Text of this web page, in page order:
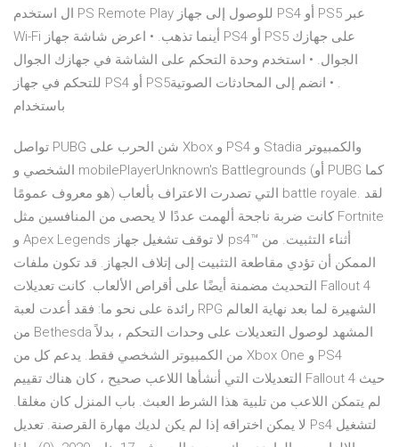
ال استخدم PS Remote Play للوصول إلى جهاز PS4 أو PS5 عبر
Wi-Fi أينما تذهب. • اعرض شاشة جهاز PS4 أو PS5 على جهازك
الجوال. • استخدم وحدة التحكم على الشاشة في جهازك الجوال
للتحكم في جهاز PS4 أو PS5‏. • انضم إلى المحادثات الصوتية
باستخدام
تواصل PUBG شن الحرب على Xbox و PS4 و Stadia والكمبيوتر
الشخصي و mobilePlayerUnknown's Battlegrounds (أو PUBG كما
هو معروف عمومًا) التي تصدرت الاعتراف بألعاب battle royale. لقد
كانت ضربة ناجحة ألهمت عددًا لا يحصى من المنافسين مثل Fortnite
و Apex Legends لا توقف تشغيل جهاز ps4™‎ أثناء التثبيت. من
الممكن أن تؤدي مقاطعة التثبيت إلى إتلاف الجهاز. قد تكون ملفات
التحديث مضمنة أيضًا على أقراص الألعاب. كانت تعديلات Fallout 4
رائدة على نحو ما: فقد أعدت لعبة RPG الشهيرة لما بعد نهاية العالم
من Bethesda المشهد لوصول التعديلات على وحدات التحكم ، بدلاً
من الكمبيوتر الشخصي فقط. يدعم كل من Xbox One و PS4
التعديلات التي أنشأها اللاعب صحيح ، كان هناك تقييم Fallout 4 حيث
لم يتمكن اللاعب من تلبية هذا الشرط العبث. باب المنزل كان مغلقا.
لا يمكن اختراقه إذا لم يكن لديك مهارة القرصنة. تعديل Ps4 لتشغيل